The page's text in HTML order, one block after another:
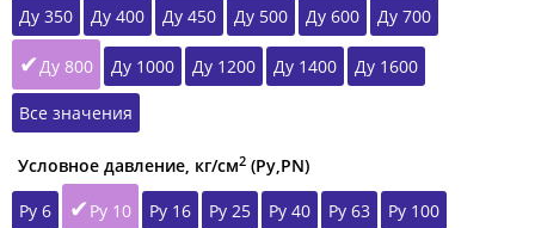
Ду 350
Ду 400 Ду 450 Ду 500 Ду 600 Ду 700
Ду 800 Ду 1000 Ду 1200 Ду 1400 Ду 1600
Все значения
Условное давление, кг/см2 (Ру,РN)
Ру 6
Ру 10 Ру 16 Ру 25 Ру 40 Ру 63 Ру 100